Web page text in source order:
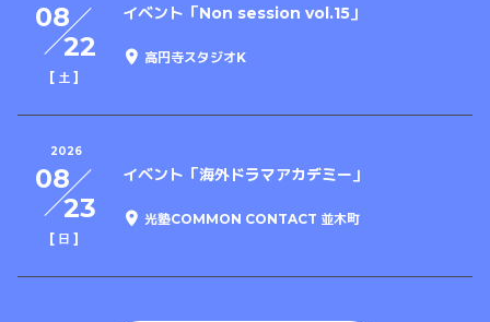
08
22
[ 土]
イベント「Non session vol.15」
高円寺スタジオK
2026
08
23
[ 日]
イベント「海外ドラマアカデミー」
光塾COMMON CONTACT 並木町